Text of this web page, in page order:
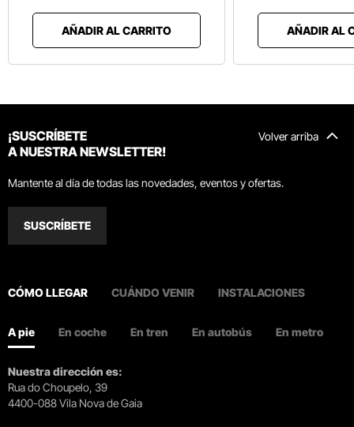
AÑADIR AL CARRITO AÑADIR AL
Volver arriba
¡SUSCRÍBETE
A NUESTRA NEWSLETTER!
Mantente al día de todas las novedades, eventos y ofertas.
SUSCRÍBETE
CÓMO LLEGAR CUÁNDO VENIR INSTALACIONES
A pie En coche En tren En autobús En metro
Nuestra dirección es:
Rua do Choupelo, 39
4400-088 Vila Nova de Gaia